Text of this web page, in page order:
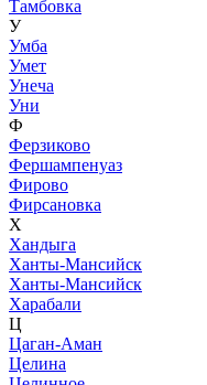
Тамбовка
У
Умба
Умет
Унеча
Уни
Ф
Ферзиково
Фершампенуаз
Фирово
Фирсановка
Х
Хандыга
Ханты-Мансийск
Ханты-Мансийск
Харабали
Ц
Цаган-Аман
Целина